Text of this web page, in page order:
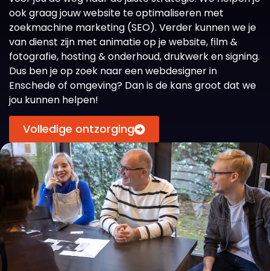
ook graag jouw website te optimaliseren met
zoekmachine marketing (SEO). Verder kunnen we je
van dienst zijn met animatie op je website, film &
fotografie, hosting & onderhoud, drukwerk en signing.
Dus ben je op zoek naar een webdesigner in
Enschede of omgeving? Dan is de kans groot dat we
jou kunnen helpen!
Volledige ontzorging